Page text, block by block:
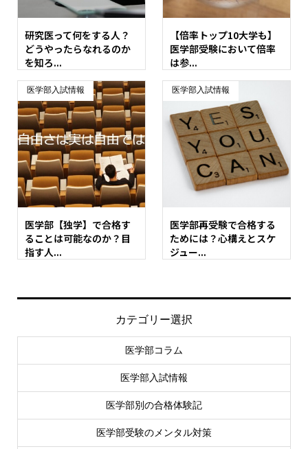
研究医って何をする人？
どうやったらなれるのか
を知ろ...
【倍率トップ10大学も】
医学部受験において倍率
は参...
医学部入試情報
医学部【独学】で合格す
ることは可能なのか？目
指す人...
医学部入試情報
医学部再受験で合格する
ためには？心構えとスケ
ジュー...
カテゴリー選択
医学部コラム
医学部入試情報
医学部別の合格体験記
医学部受験のメンタル対策